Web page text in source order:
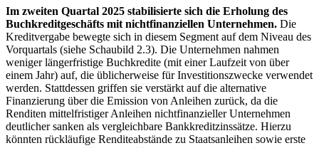
Im zweiten Quartal 2025 stabilisierte sich die Erholung des
Buchkreditgeschäfts mit nichtfinanziellen Unternehmen. Die
Kreditvergabe bewegte sich in diesem Segment auf dem Niveau des
Vorquartals (siehe Schaubild 2.3). Die Unternehmen nahmen
weniger längerfristige Buchkredite (mit einer Laufzeit von über
einem Jahr) auf, die üblicherweise für Investitionszwecke verwendet
werden. Stattdessen griffen sie verstärkt auf die alternative
Finanzierung über die Emission von Anleihen zurück, da die
Renditen mittelfristiger Anleihen nichtfinanzieller Unternehmen
deutlicher sanken als vergleichbare Bankkreditzinssätze. Hierzu
könnten rückläufige Renditeabstände zu Staatsanleihen sowie erste